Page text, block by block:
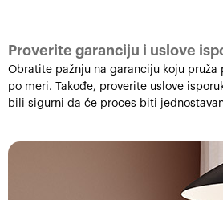
Proverite garanciju i uslove
Obratite pažnju na garanciju koju pruža
po meri. Takođe, proverite uslove
bili sigurni da će proces biti